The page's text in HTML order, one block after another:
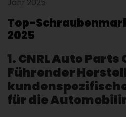
Jahr 2025
Top-
2025
1. CNRL Auto Parts
Führender
für die